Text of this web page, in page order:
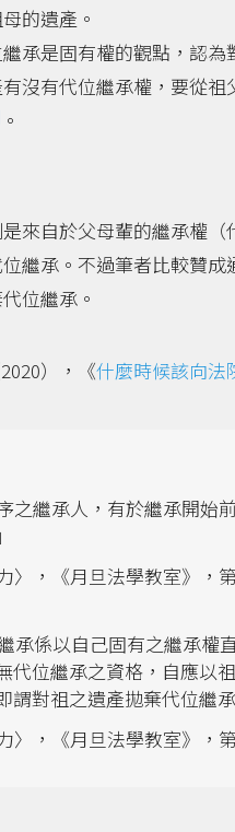
的遺產。
承是固有權的觀點，認為
沒有代位繼承權，要從祖
。
來自於父母輩的繼承權（
繼承。不過筆者比較贊成
位繼承。
），《什麼時候該向
之繼承人，有於繼承開始
〉，《月旦法學教室》，
承係以自己固有之繼承權
位繼承之資格，自應以
對祖之遺產拋棄代位繼承
，《月旦法學教室》，